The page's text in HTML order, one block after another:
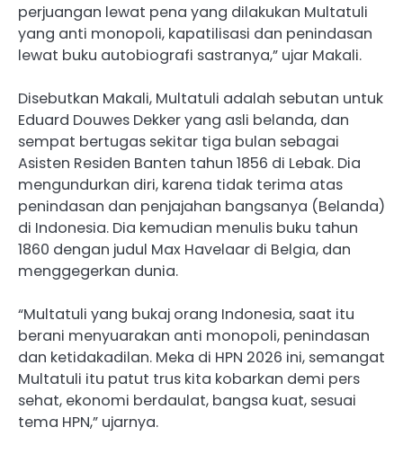
perjuangan lewat pena yang dilakukan Multatuli
yang anti monopoli, kapatilisasi dan penindasan
lewat buku autobiografi sastranya,” ujar Makali.
Disebutkan Makali, Multatuli adalah sebutan untuk
Eduard Douwes Dekker yang asli belanda, dan
sempat bertugas sekitar tiga bulan sebagai
Asisten Residen Banten tahun 1856 di Lebak. Dia
mengundurkan diri, karena tidak terima atas
penindasan dan penjajahan bangsanya (Belanda)
di Indonesia. Dia kemudian menulis buku tahun
1860 dengan judul Max Havelaar di Belgia, dan
menggegerkan dunia.
“Multatuli yang bukaj orang Indonesia, saat itu
berani menyuarakan anti monopoli, penindasan
dan ketidakadilan. Meka di HPN 2026 ini, semangat
Multatuli itu patut trus kita kobarkan demi pers
sehat, ekonomi berdaulat, bangsa kuat, sesuai
tema HPN,” ujarnya.